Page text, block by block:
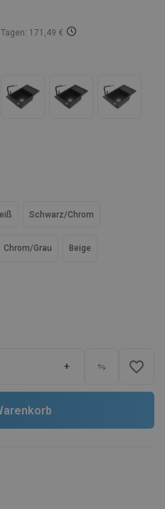
171,49 €
Beige
Chrom/Grau
Schwarz/Chrom
+ favorite_border